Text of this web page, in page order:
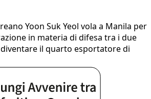
Yoon Suk Yeol vola a Manila per
in materia di difesa tra i due
diventare il quarto esportatore di